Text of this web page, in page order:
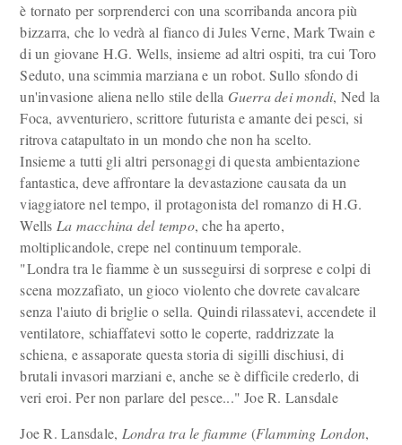
è tornato per sorprenderci con una scorribanda ancora più
bizzarra, che lo vedrà al fianco di Jules Verne, Mark Twain e
di un giovane H.G. Wells, insieme ad altri ospiti, tra cui Toro
Seduto, una scimmia marziana e un robot. Sullo sfondo di
un'invasione aliena nello stile della Guerra dei mondi, Ned la
Foca, avventuriero, scrittore futurista e amante dei pesci, si
ritrova catapultato in un mondo che non ha scelto.
Insieme a tutti gli altri personaggi di questa ambientazione
fantastica, deve affrontare la devastazione causata da un
viaggiatore nel tempo, il protagonista del romanzo di H.G.
Wells La macchina del tempo, che ha aperto,
moltiplicandole, crepe nel continuum temporale.
"Londra tra le fiamme è un susseguirsi di sorprese e colpi di
scena mozzafiato, un gioco violento che dovrete cavalcare
senza l'aiuto di briglie o sella. Quindi rilassatevi, accendete il
ventilatore, schiaffatevi sotto le coperte, raddrizzate la
schiena, e assaporate questa storia di sigilli dischiusi, di
brutali invasori marziani e, anche se è difficile crederlo, di
veri eroi. Per non parlare del pesce..." Joe R. Lansdale
Joe R. Lansdale, Londra tra le fiamme (Flamming London,